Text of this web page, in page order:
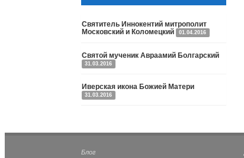
Святитель Иннокентий митрополит
Московский и Коломецкий
01.04.2016
Святой мученик Авраамий Болгарский
31.03.2016
Иверская икона Божией Матери
31.03.2016
Блог